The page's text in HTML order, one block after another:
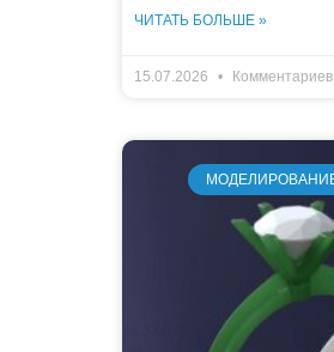
ЧИТАТЬ БОЛЬШЕ »
15.07.2026 Комментариев